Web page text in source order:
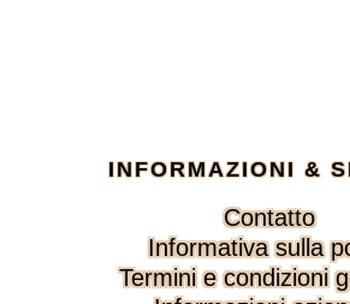
INFORMAZIONI &
Salta
la
Contatto
Informativa sulla
Termini e condizioni